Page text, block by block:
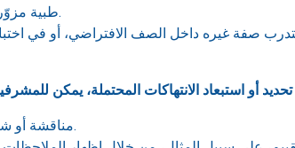
طبية مزوّرة من أجل التغيب عن الحضور.
صفة غيره داخل الصف الافتراضي، أو في
مناقشة أو شرح مكونات التقييم الخاص بهم.